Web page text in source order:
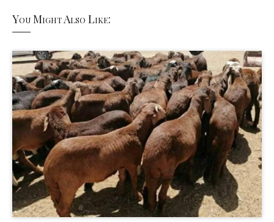
You Might Also Like: